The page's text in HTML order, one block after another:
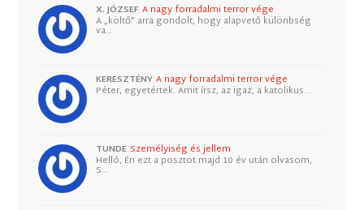
X. JÓZSEF A nagy forradalmi terror vége
A „költő” arra gondolt, hogy alapvető különbség
va…
KERESZTÉNY A nagy forradalmi terror vége
Péter, egyetértek. Amit írsz, az igaz, a katolikus…
TUNDE Személyiség és jellem
Helló, Én ezt a posztot majd 10 év után olvasom,
S…